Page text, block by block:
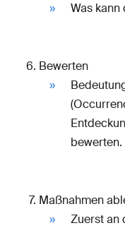
Was kann
Bewerten
bewerten.
Maßnahmen
Zuerst an